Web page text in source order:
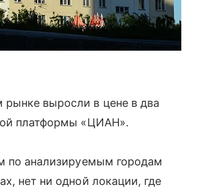
выросли в цене в два
платформы «ЦИАН».
по анализируемым городам
нет ни одной локации, где